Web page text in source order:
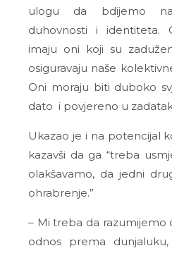
ulogu da bdijemo
duhovnosti i identiteta.
imaju oni koji su
osiguravaju naše
Oni moraju biti duboko
dato i povjereno u
Ukazao je i na potencijal
kazavši da ga “treba
olakšavamo, da jedni
ohrabrenje.”
– Mi treba da razumijemo
odnos prema